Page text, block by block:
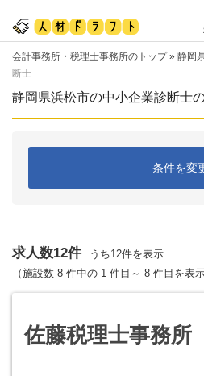
会計事務所・税理士事務所のトップ» 静岡
断士
静岡県浜松市の中小企業診断士
条件を変
求人数12件
うち12件を表示
（施設数 8 件中の 1 件目～ 8 件目を表示
佐藤税理士事務所